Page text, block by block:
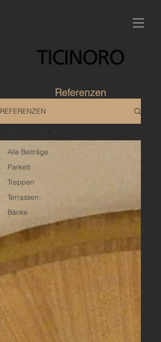
Referenzen
REFERENZEN
Alle Beiträge
Parkett
Treppen
Terrassen
Bänke